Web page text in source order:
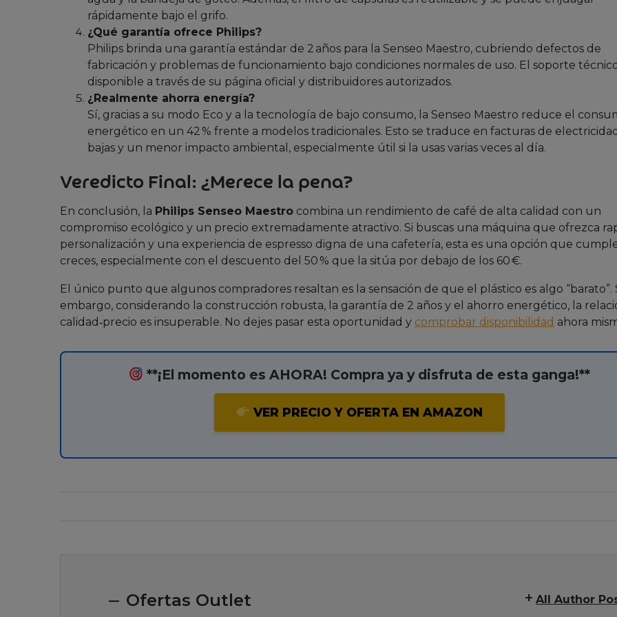
rápidamente bajo el grifo.
¿Qué garantía ofrece Philips?
Philips brinda una garantía estándar de 2 años para la Senseo Maestro, cubriendo defectos de
fabricación y problemas de funcionamiento bajo condiciones normales de uso. El soporte
disponible a través de su página oficial y distribuidores autorizados.
¿Realmente ahorra energía?
Sí, gracias a su modo Eco y a la tecnología de bajo consumo, la Senseo Maestro reduce el
energético en un 42 % frente a modelos tradicionales. Esto se traduce en facturas de
bajas y un menor impacto ambiental, especialmente útil si la usas varias veces al día.
Veredicto Final: ¿Merece la pena?
En conclusión, la Philips Senseo Maestro combina un rendimiento de café de alta calidad con un
compromiso ecológico y un precio extremadamente atractivo. Si buscas una máquina que ofrezca
personalización y una experiencia de espresso digna de una cafetería, esta es una opción que
creces, especialmente con el descuento del 50 % que la sitúa por debajo de los 60 €.
El único punto que algunos compradores resaltan es la sensación de que el plástico es algo “barato”.
embargo, considerando la construcción robusta, la garantía de 2 años y el ahorro energético, la
calidad‑precio es insuperable. No dejes pasar esta oportunidad y comprobar disponibilidad ahora
**¡El momento es AHORA! Compra ya y disfruta de esta ganga!**
VER PRECIO Y OFERTA EN AMAZON
Ofertas Outlet All Author